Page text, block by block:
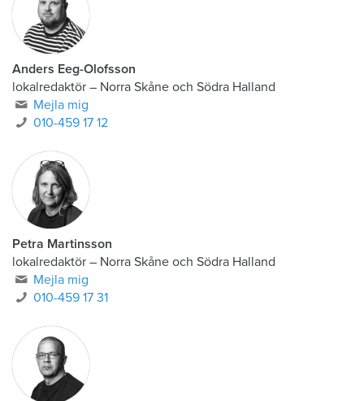
Anders Eeg-Olofsson
lokalredaktör – Norra Skåne och Södra Halland
Mejla mig
010-459 17 12
Petra Martinsson
lokalredaktör – Norra Skåne och Södra Halland
Mejla mig
010-459 17 31